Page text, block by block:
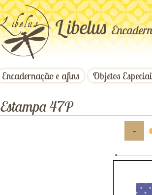
Libelus
Encadernação e afins Objetos
Estampa 47P
-